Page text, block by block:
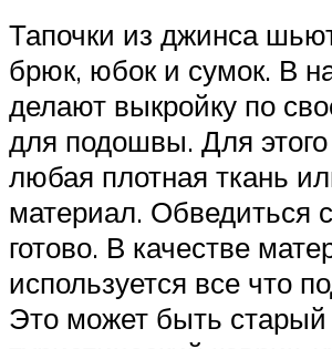
Тапочки из джинса
брюк, юбок и сумок. В
делают выкройку по
для подошвы. Для
любая плотная ткань
материал. Обведиться
готово. В качестве
используется все что
Это может быть старый